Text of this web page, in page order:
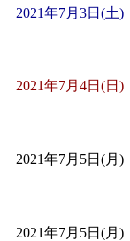
「赤
付期
付期
2021年7月3日(土)
2021年7月4日(日)
2021年7月5日(月)
2021年7月5日(月)